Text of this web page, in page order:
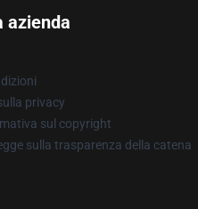
azienda
privacy
sul copyright
sulla trasparenza della catena